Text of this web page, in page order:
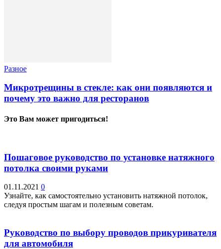
Разное
Микротрещины в стекле: как они появляются и
почему это важно для ресторанов
Это Вам может пригодиться!
Пошаговое руководство по установке натяжного
потолка своими руками
01.11.2021 0
Узнайте, как самостоятельно установить натяжной потолок,
следуя простым шагам и полезным советам.
Руководство по выбору проводов прикуривателя
для автомобиля